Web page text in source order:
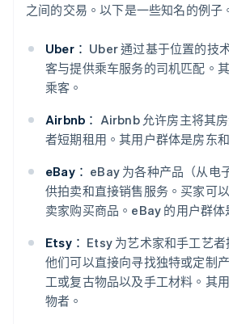
之间的交易。以下是一些知名的例子
Uber： Uber 通过基于位置的技
客与提供乘车服务的司机匹配。
乘客。
Airbnb： Airbnb 允许房主将其
者短期租用。其用户群体是房东
eBay： eBay 为各种产品（从电
供拍卖和直接销售服务。买家可
卖家购买商品。eBay 的用户群体
Etsy： Etsy 为艺术家和手工艺
他们可以直接向寻找独特或定制
工或复古物品以及手工材料。其
物者。